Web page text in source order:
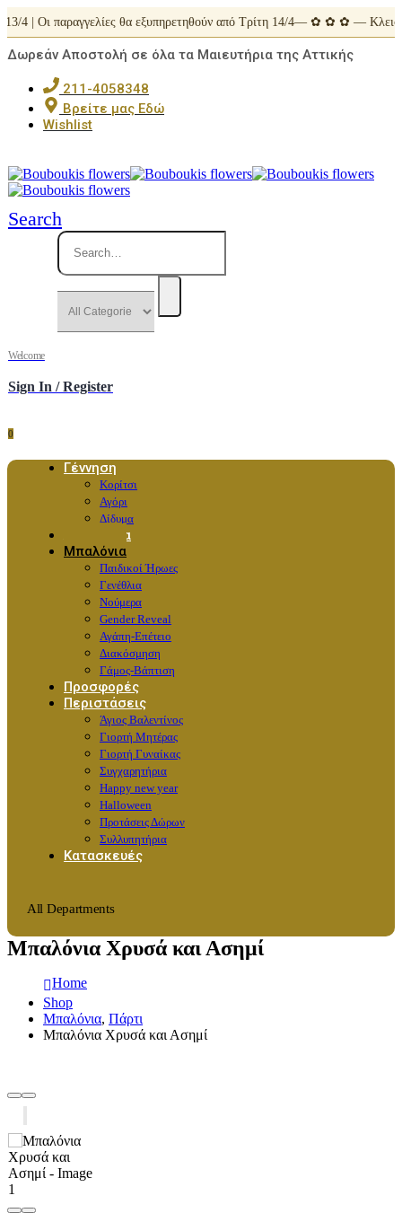
4 | Οι παραγγελίες θα εξυπηρετηθούν από Τρίτη 14/4— ✿ ✿ ✿ —
Δωρεάν Αποστολή σε όλα τα Μαιευτήρια της Αττικής
211-4058348
Βρείτε μας Εδώ
Wishlist
Search
Welcome
Sign In / Register
0
Γέννηση
Κορίτσι
Αγόρι
Δίδυμα
Λουλούδια
Μπαλόνια
Παιδικοί Ήρωες
Γενέθλια
Νούμερα
Gender Reveal
Αγάπη-Επέτειο
Διακόσμηση
Γάμος-Βάπτιση
Προσφορές
Περιστάσεις
Άγιος Βαλεντίνος
Γιορτή Μητέρας
Γιορτή Γυναίκας
Συγχαρητήρια
Happy new year
Halloween
Προτάσεις Δώρων
Συλλυπητήρια
Κατασκευές
All Departments
Μπαλόνια Χρυσά και Ασημί
Home
Shop
Μπαλόνια, Πάρτι
Μπαλόνια Χρυσά και Ασημί